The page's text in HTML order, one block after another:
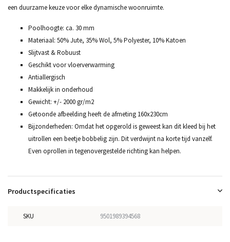
een duurzame keuze voor elke dynamische woonruimte.
Poolhoogte: ca. 30 mm
Materiaal: 50% Jute, 35% Wol, 5% Polyester, 10% Katoen
Slijtvast & Robuust
Geschikt voor vloerverwarming
Antiallergisch
Makkelijk in onderhoud
Gewicht: +/- 2000 gr/m2
Getoonde afbeelding heeft de afmeting 160x230cm
Bijzonderheden: Omdat het opgerold is geweest kan dit kleed bij het
uitrollen een beetje bobbelig zijn. Dit verdwijnt na korte tijd vanzelf.
Even oprollen in tegenovergestelde richting kan helpen.
Productspecificaties
SKU 9501989394568